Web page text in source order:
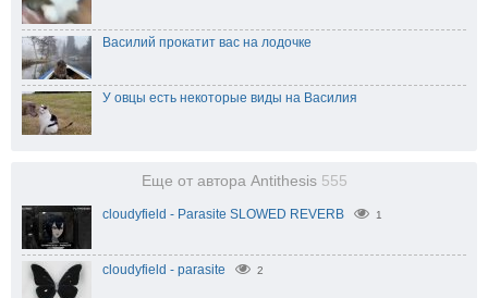
Василий прокатит вас на лодочке
У овцы есть некоторые виды на Василия
Еще от автора Antithesis 555
cloudyfield - Parasite SLOWED REVERB 1
cloudyfield - parasite 2